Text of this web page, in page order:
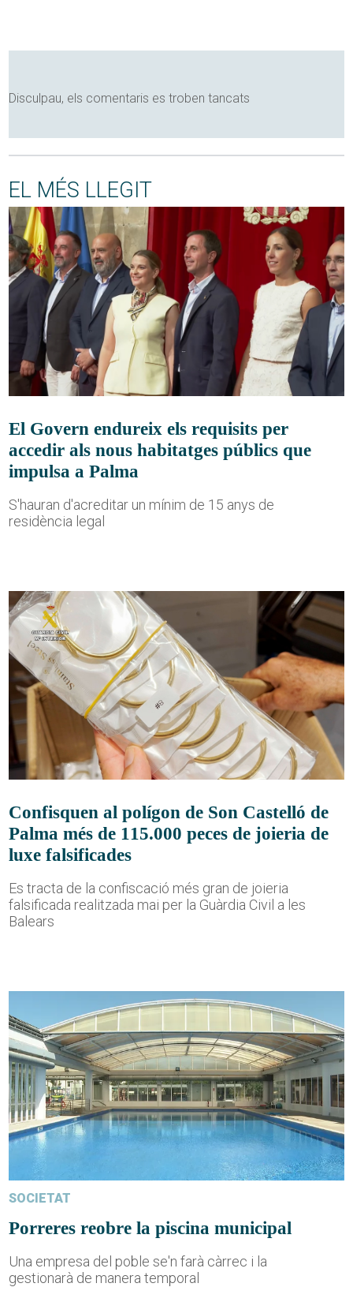
Disculpau, els comentaris es troben tancats
EL MÉS LLEGIT
El Govern endureix els requisits per
accedir als nous habitatges públics que
impulsa a Palma
S'hauran d'acreditar un mínim de 15 anys de
residència legal
Confisquen al polígon de Son Castelló de
Palma més de 115.000 peces de joieria de
luxe falsificades
Es tracta de la confiscació més gran de joieria
falsificada realitzada mai per la Guàrdia Civil a les
Balears
SOCIETAT
Porreres reobre la piscina municipal
Una empresa del poble se'n farà càrrec i la
gestionarà de manera temporal